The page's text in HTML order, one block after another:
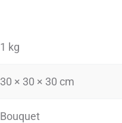
1 kg
30 × 30 × 30 cm
Bouquet